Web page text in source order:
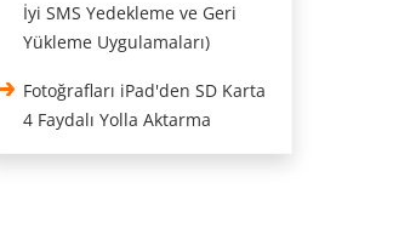
İyi SMS Yedekleme ve Geri
Yükleme Uygulamaları)
Fotoğrafları iPad'den SD Karta
4 Faydalı Yolla Aktarma